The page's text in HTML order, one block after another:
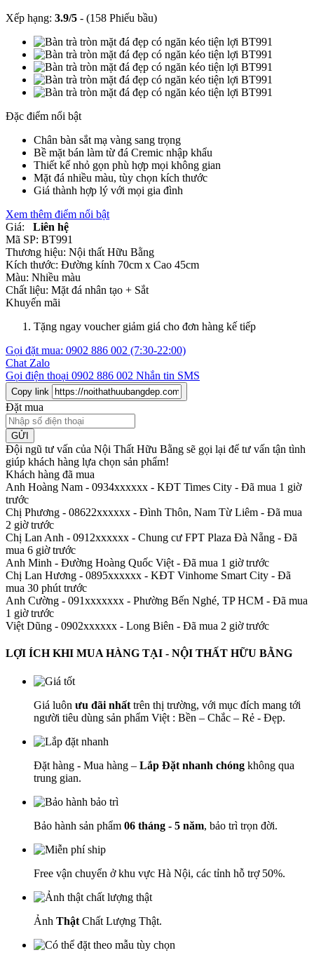
Xếp hạng: 3.9/5 - (158 Phiếu bầu)
Đặc điểm nổi bật
Chân bàn sắt mạ vàng sang trọng
Bề mặt bán làm từ đá Cremic nhập khẩu
Thiết kế nhỏ gọn phù hợp mọi không gian
Mặt đá nhiều màu, tùy chọn kích thước
Giá thành hợp lý với mọi gia đình
Xem thêm điểm nổi bật
Giá:
Liên hệ
Mã SP: BT991
Thương hiệu: Nội thất Hữu Bằng
Kích thước: Đường kính 70cm x Cao 45cm
Màu: Nhiều màu
Chất liệu: Mặt đá nhân tạo + Sắt
Khuyến mãi
Tặng ngay voucher giảm giá cho đơn hàng kế tiếp
Gọi đặt mua: 0902 886 002 (7:30-22:00)
Chat Zalo
Gọi điện thoại 0902 886 002 Nhắn tin SMS
Copy link
Đặt mua
GỬI
Đội ngũ tư vấn của Nội Thất Hữu Bằng sẽ gọi lại để tư vấn tận tình
giúp khách hàng lựa chọn sản phẩm!
Khách hàng đã mua
Anh Hoàng Nam - 0934xxxxxx - KĐT Times City - Đã mua 1 giờ
trước
Chị Phương - 08622xxxxxx - Đình Thôn, Nam Từ Liêm - Đã mua
2 giờ trước
Chị Lan Anh - 0912xxxxxx - Chung cư FPT Plaza Đà Nẵng - Đã
mua 6 giờ trước
Anh Minh - Đường Hoàng Quốc Việt - Đã mua 1 giờ trước
Chị Lan Hương - 0895xxxxxx - KĐT Vinhome Smart City - Đã
mua 30 phút trước
Anh Cường - 091xxxxxxx - Phường Bến Nghé, TP HCM - Đã mua
1 giờ trước
Việt Dũng - 0902xxxxxx - Long Biên - Đã mua 2 giờ trước
LỢI ÍCH KHI MUA HÀNG TẠI - NỘI THẤT HỮU BẰNG
Giá luôn ưu đãi nhất trên thị trường, với mục đích mang tới
người tiêu dùng sản phẩm Việt : Bền – Chắc – Rẻ - Đẹp.
Đặt hàng - Mua hàng – Lắp Đặt nhanh chóng không qua
trung gian.
Bảo hành sản phẩm 06 tháng - 5 năm, bảo trì trọn đời.
Free vận chuyển ở khu vực Hà Nội, các tỉnh hỗ trợ 50%.
Ảnh Thật Chất Lượng Thật.